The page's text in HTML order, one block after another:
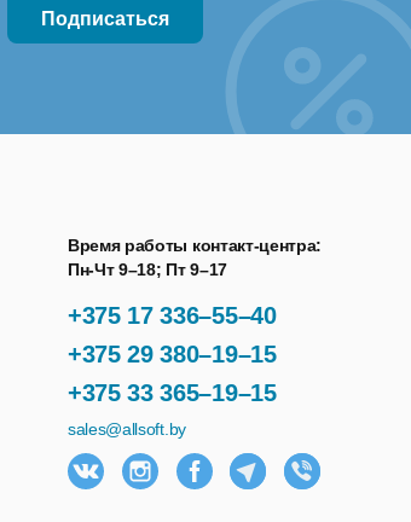
+375 17 336–55–40
+375 29 380–19–15
+375 33 365–19–15
Время работы контакт-центра:
Пн-Чт 9–18; Пт 9–17
sales@allsoft.by